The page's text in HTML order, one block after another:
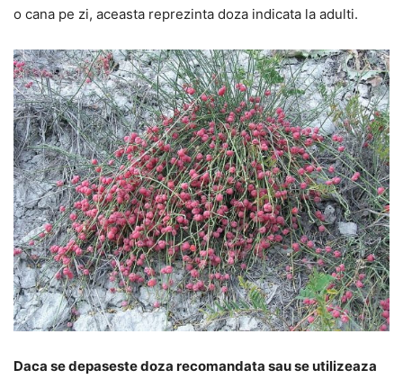
o cana pe zi, aceasta reprezinta doza indicata la adulti.
Daca se depaseste doza recomandata sau se utilizeaza